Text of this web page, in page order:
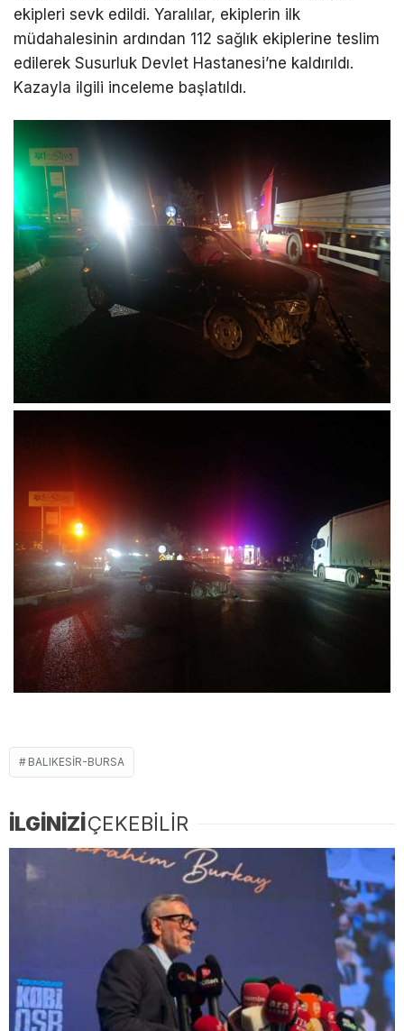
ekipleri sevk edildi. Yaralılar, ekiplerin ilk
müdahalesinin ardından 112 sağlık ekiplerine teslim
edilerek Susurluk Devlet Hastanesi’ne kaldırıldı.
Kazayla ilgili inceleme başlatıldı.
BALIKESIR-BURSA
İLGİNİZİÇEKEBİLİR